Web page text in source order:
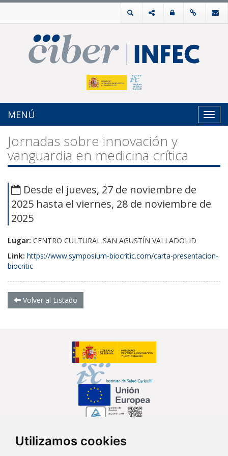
Utilizamos cookies
MENÚ
Jornadas sobre innovación y
vanguardia en medicina crítica
Desde el jueves, 27 de noviembre de
2025 hasta el viernes, 28 de noviembre de
2025
Lugar: CENTRO CULTURAL SAN AGUSTÍN VALLADOLID
Link: https://www.symposium-biocritic.com/carta-presentacion-
biocritic
Volver al Listado
Síguenos en...